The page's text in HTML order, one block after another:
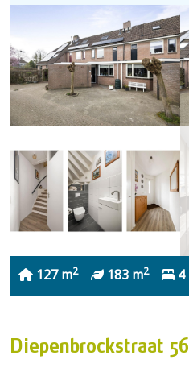
127 m2 183 m2 4
Diepenbrockstraat 56